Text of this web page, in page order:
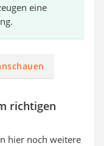
eine
richtigen
hier noch weitere